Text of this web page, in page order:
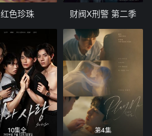
红色珍珠 财阀X刑警 第二季
10集全 第4集